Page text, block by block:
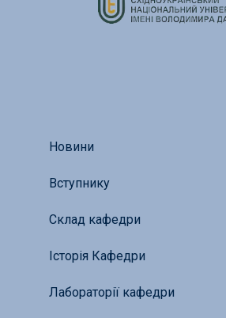
Новини
Вступнику
Склад кафедри
Історія Кафедри
Лабораторії кафедри